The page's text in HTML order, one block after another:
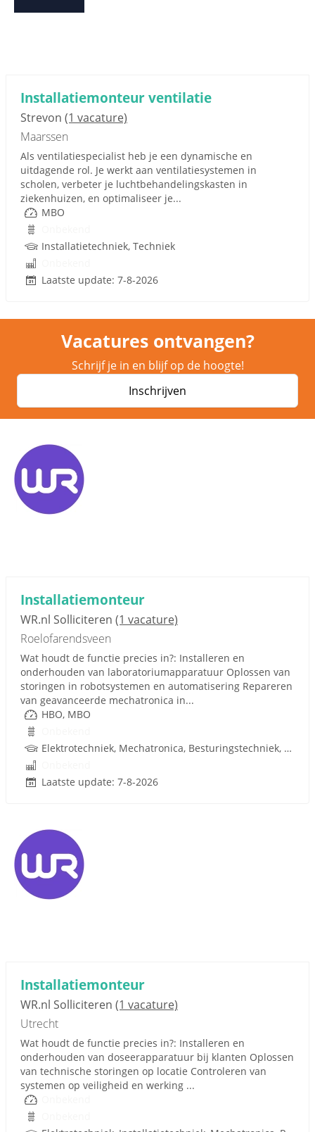
Installatiemonteur ventilatie
Strevon (1 vacature)
Maarssen
Als ventilatiespecialist heb je een dynamische en
uitdagende rol. Je werkt aan ventilatiesystemen in
scholen, verbeter je luchtbehandelingskasten in
ziekenhuizen, en optimaliseer je...
MBO
Installatietechniek, Techniek
Laatste update: 7-8-2026
Vacatures ontvangen?
Schrijf je in en blijf op de hoogte!
Inschrijven
Installatiemonteur
WR.nl Solliciteren (1 vacature)
Roelofarendsveen
Wat houdt de functie precies in?: Installeren en
onderhouden van laboratoriumapparatuur Oplossen van
storingen in robotsystemen en automatisering Repareren
van geavanceerde mechatronica in...
HBO, MBO
Elektrotechniek, Mechatronica, Besturingstechniek, W-Installaties, Rijbewijs
Laatste update: 7-8-2026
Installatiemonteur
WR.nl Solliciteren (1 vacature)
Utrecht
Wat houdt de functie precies in?: Installeren en
onderhouden van doseerapparatuur bij klanten Oplossen
van technische storingen op locatie Controleren van
systemen op veiligheid en werking ...